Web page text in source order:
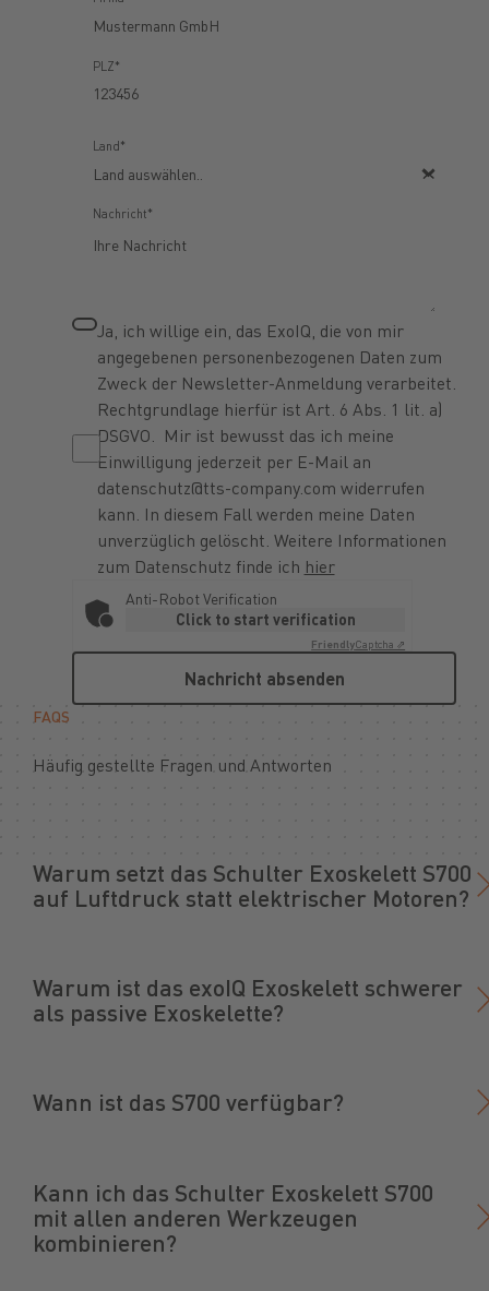
PLZ*
Land*
Nachricht*
Ja, ich willige ein, das ExoIQ, die von mir
angegebenen personenbezogenen Daten zum
Zweck der Newsletter-Anmeldung verarbeitet.
Rechtgrundlage hierfür ist Art. 6 Abs. 1 lit. a)
DSGVO. Mir ist bewusst das ich meine
Einwilligung jederzeit per E-Mail an
datenschutz@tts-company.com widerrufen
kann. In diesem Fall werden meine Daten
unverzüglich gelöscht. Weitere Informationen
zum Datenschutz finde ich hier
Anti-Robot Verification
Click to start verification
FriendlyCaptcha ⇗
Nachricht absenden
Nachricht absenden
FAQS
Häufig gestellte Fragen und Antworten
Warum setzt das Schulter Exoskelett S700
auf Luftdruck statt elektrischer Motoren?
Warum ist das exoIQ Exoskelett schwerer
als passive Exoskelette?
Wann ist das S700 verfügbar?
Kann ich das Schulter Exoskelett S700
mit allen anderen Werkzeugen
kombinieren?